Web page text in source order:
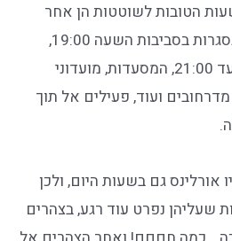
הטובות לשוטטות הן אחר
הצהרים והערב. החנויות נסגרות בסביבות השעה 19:00,
הגלריות פתוחות לפחות עד 21:00, המסעדות, מועדוני
ועוד, פעילים אל תוך
אורלינס גם בשעות היום, ולכן
שעליהן נפרט עוד רגע, בצהרים